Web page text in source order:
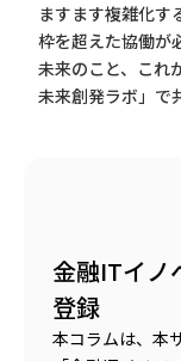
ますます複雑化す
枠を超えた協働が
未来のこと、これ
未来創発ラボ」で
金融ITイノ
登録
本コラムは、本